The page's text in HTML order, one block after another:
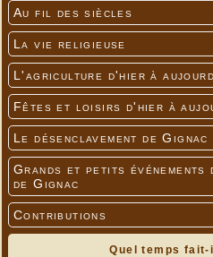
Au fil des siècles
La vie religieuse
L'agriculture d'hier à
Fêtes et loisirs d'hier à
Le désenclavement de Gignac
Grands et petits
de Gignac
Contributions
Quel temps